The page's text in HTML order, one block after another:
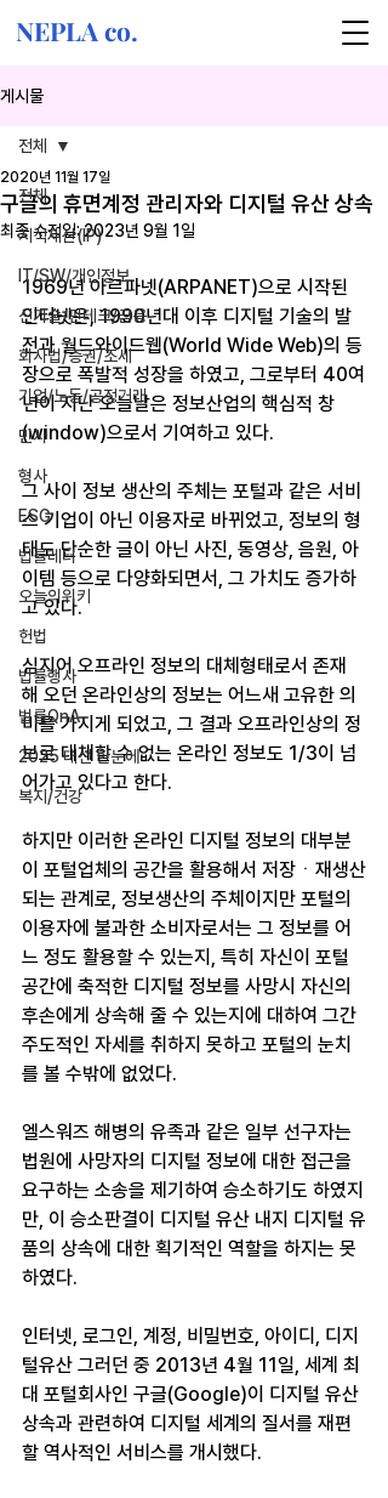
NEPLA co.
게시물
전체
지식재산(IP)
IT/SW/개인정보
신기술/핀테크/금융
회사법/증권/조세
기업/노동/공정거래
민사
형사
ESG
법률레터
오늘의위키
헌법
법률행사
법률QnA
2025 대선 한눈에
복지/건강
전체
구글의 휴면계정 관리자와 디지털 유산 상속
2020년 11월 17일
최종 수정일:2023년 9월 1일
1969년 아르파넷(ARPANET)으로 시작된
인터넷은, 1990년대 이후 디지털 기술의 발
전과 월드와이드웹(World Wide Web)의 등
장으로 폭발적 성장을 하였고, 그로부터 40여
년이 지난 오늘날은 정보산업의 핵심적 창
(window)으로서 기여하고 있다.
그 사이 정보 생산의 주체는 포털과 같은 서비
스 기업이 아닌 이용자로 바뀌었고, 정보의 형
태도 단순한 글이 아닌 사진, 동영상, 음원, 아
이템 등으로 다양화되면서, 그 가치도 증가하
고 있다.
심지어 오프라인 정보의 대체형태로서 존재
해 오던 온라인상의 정보는 어느새 고유한 의
미를 가지게 되었고, 그 결과 오프라인상의 정
보로 대체할 수 없는 온라인 정보도 1/3이 넘
어가고 있다고 한다.
하지만 이러한 온라인 디지털 정보의 대부분
이 포털업체의 공간을 활용해서 저장ㆍ재생산
되는 관계로, 정보생산의 주체이지만 포털의
이용자에 불과한 소비자로서는 그 정보를 어
느 정도 활용할 수 있는지, 특히 자신이 포털
공간에 축적한 디지털 정보를 사망시 자신의
후손에게 상속해 줄 수 있는지에 대하여 그간
주도적인 자세를 취하지 못하고 포털의 눈치
를 볼 수밖에 없었다.
엘스워즈 해병의 유족과 같은 일부 선구자는
법원에 사망자의 디지털 정보에 대한 접근을
요구하는 소송을 제기하여 승소하기도 하였지
만, 이 승소판결이 디지털 유산 내지 디지털 유
품의 상속에 대한 획기적인 역할을 하지는 못
하였다.
인터넷, 로그인, 계정, 비밀번호, 아이디, 디지
털유산 그러던 중 2013년 4월 11일, 세계 최
대 포털회사인 구글(Google)이 디지털 유산
상속과 관련하여 디지털 세계의 질서를 재편
할 역사적인 서비스를 개시했다.